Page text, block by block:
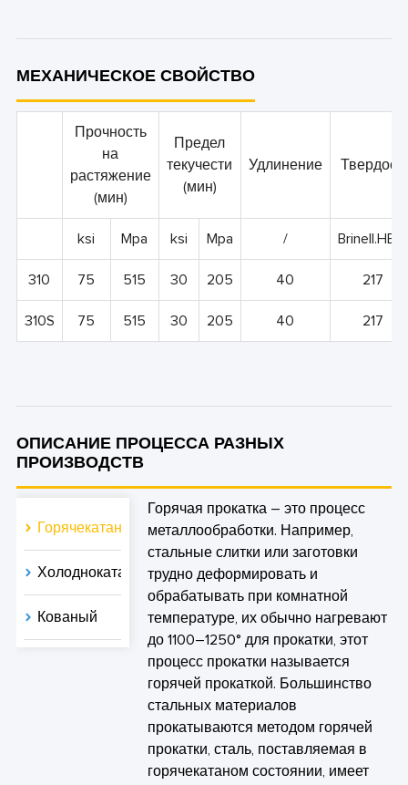
МЕХАНИЧЕСКОЕ СВОЙСТВО
Прочность
на
растяжение
(мин)
Предел
текучести
(мин)
Удлинение
ksi Mpa ksi Mpa / Brinell.HBW
310 75 515 30 205 40 217
310S 75 515 30 205 40 217
ОПИСАНИЕ ПРОЦЕССА РАЗНЫХ
ПРОИЗВОДСТВ
Горячекатаный
Холоднокатаные
Кованый
Горячая прокатка – это процесс
металлообработки. Например,
стальные слитки или заготовки
трудно деформировать и
обрабатывать при комнатной
температуре, их обычно нагревают
до 1100–1250° для прокатки, этот
процесс прокатки называется
горячей прокаткой. Большинство
стальных материалов
прокатываются методом горячей
прокатки, сталь, поставляемая в
горячекатаном состоянии, имеет